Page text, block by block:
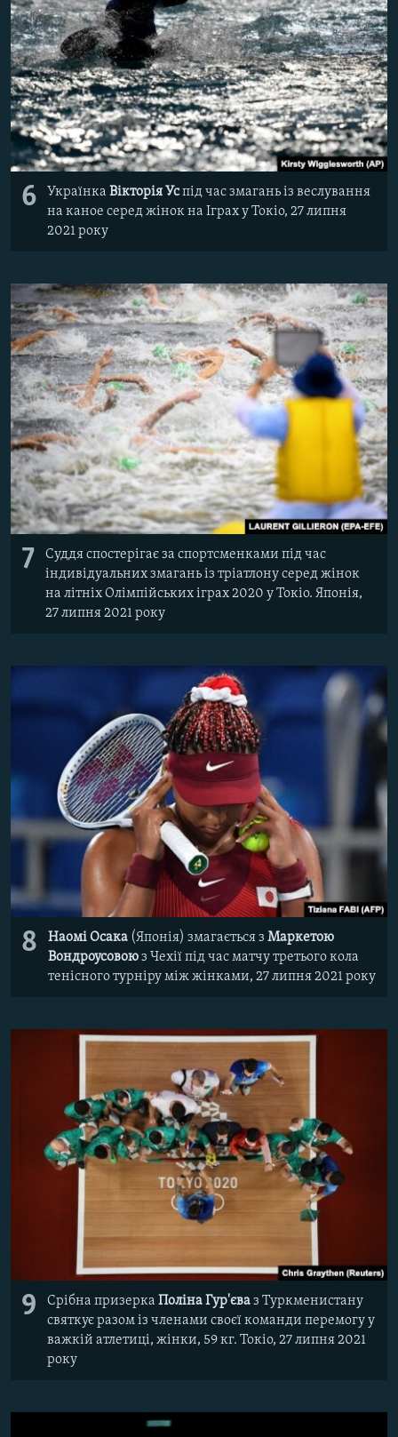
6 Українка Вікторія Успід час змагань із веслування
на каное серед жінок на Іграх у Токіо, 27 липня
2021 року
7
Суддя спостерігає за спортсменками під час
індивідуальних змагань із тріатлону серед жінок
на літніх Олімпійських іграх 2020 у Токіо. Японія,
27 липня 2021 року
8 Наомі Осака (Японія) змагається з Маркетою
Вондроусовоюз Чехії під час матчу третього кола
тенісного турніру між жінками, 27 липня 2021 року
9 Срібна призерка Поліна Гур'єваз Туркменистану
святкує разом із членами своєї команди перемогу у
важкій атлетиці, жінки, 59 кг. Токіо, 27 липня 2021
року